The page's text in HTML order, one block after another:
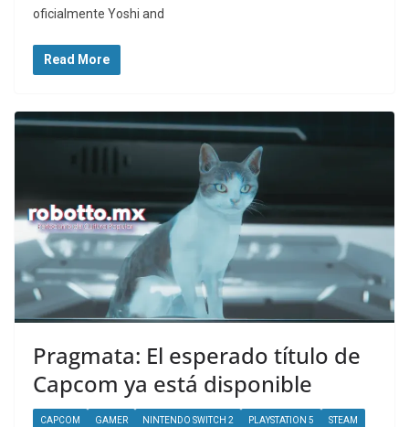
oficialmente Yoshi and
Read More
Pragmata: El esperado título de
Capcom ya está disponible
CAPCOM GAMER NINTENDO SWITCH 2 PLAYSTATION 5 STEAM